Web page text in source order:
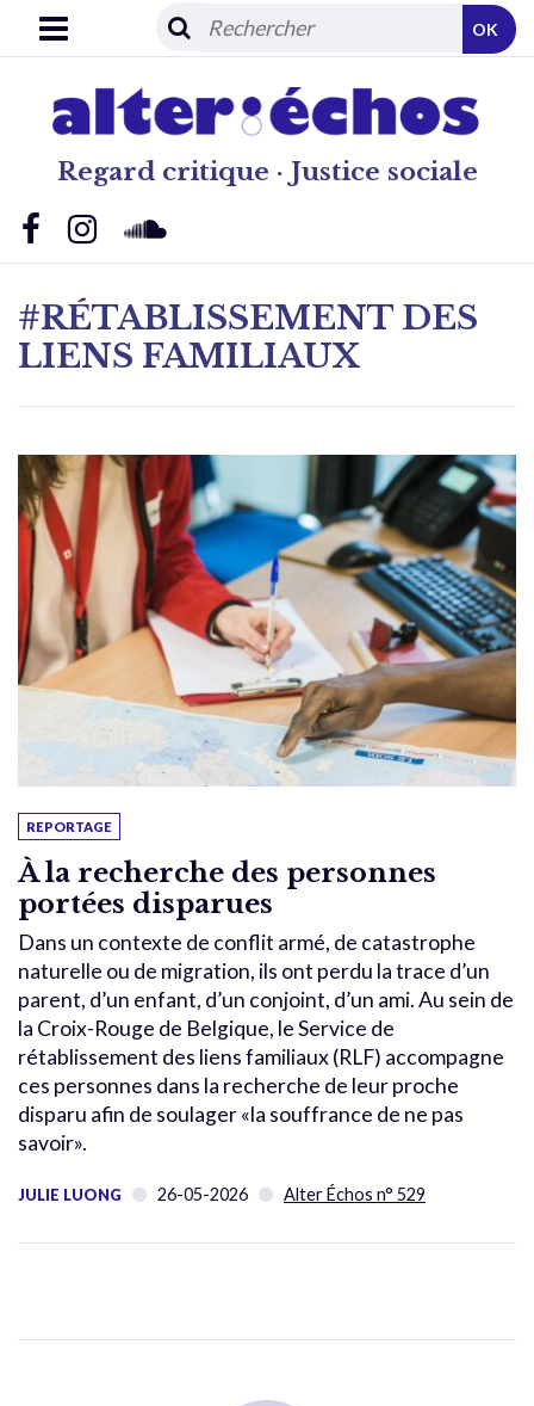
Regard critique · Justice sociale
OK
#RÉTABLISSEMENT DES
LIENS FAMILIAUX
REPORTAGE
À la recherche des personnes
portées disparues
Dans un contexte de conflit armé, de catastrophe
naturelle ou de migration, ils ont perdu la trace d’un
parent, d’un enfant, d’un conjoint, d’un ami. Au sein de
la Croix-Rouge de Belgique, le Service de
rétablissement des liens familiaux (RLF) accompagne
ces personnes dans la recherche de leur proche
disparu afin de soulager «la souffrance de ne pas
savoir».
JULIE LUONG 26-05-2026 Alter Échos n° 529